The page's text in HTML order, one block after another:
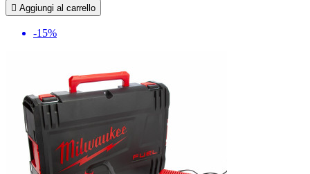
 Aggiungi al carrello
-15%